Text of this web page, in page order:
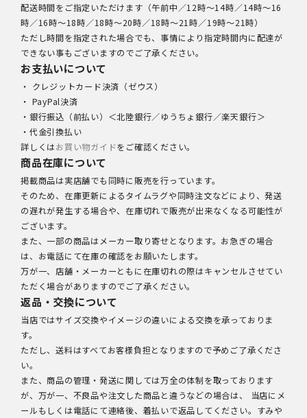
配送時間をご指定いただけます（午前中／12時～14時／14時～16
時／16時～18時／18時～20時／18時～21時／19時～21時）
ただし時間を指定された場合でも、事情により指定時間内に配達が
できない事もございますのでご了承ください。
お支払いについて
・ クレジットカード決済（ゼウス）
・ PayPal決済
・銀行振込（前払い）＜北陸銀行／ゆうちょ銀行／楽天銀行＞
・代金引換払い
詳しくはお買い物ガイドをご確認ください。
商品在庫について
掲載商品は実店舗でも同時に販売を行っています。
そのため、在庫更新によるタイムラグや同時注文などにより、発送
の遅れが発生する場合や、在庫切れで販売が出来なくなる可能性が
ございます。
また、一部の商品はメーカー取り寄せとなります。お急ぎの場合
は、お電話にて在庫の確認をお願いたします。
万が一、店舗・メーカーともに在庫切れの際はキャンセルさせてい
ただく場合がありますのでご了承ください。
返品・交換について
当店ではサイズ交換やイメージの違いによる交換を承っておりま
す。
ただし、送料はすべてお客様負担となりますので予めご了承くださ
い。
また、商品の管理・発送に関しては万全の体制を取っております
が、万が一、不良品や注文した商品と違うなどの場合は、 当店にメ
ールもしくは電話にて連絡後、着払いで返品してください。すみや